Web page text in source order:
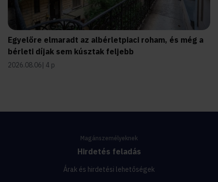
Egyelőre elmaradt az albérletpiaci roham, és még a
bérleti díjak sem kúsztak feljebb
2026.08.06 4 p
Magánszemélyeknek
Hirdetés feladás
Árak és hirdetési lehetőségek